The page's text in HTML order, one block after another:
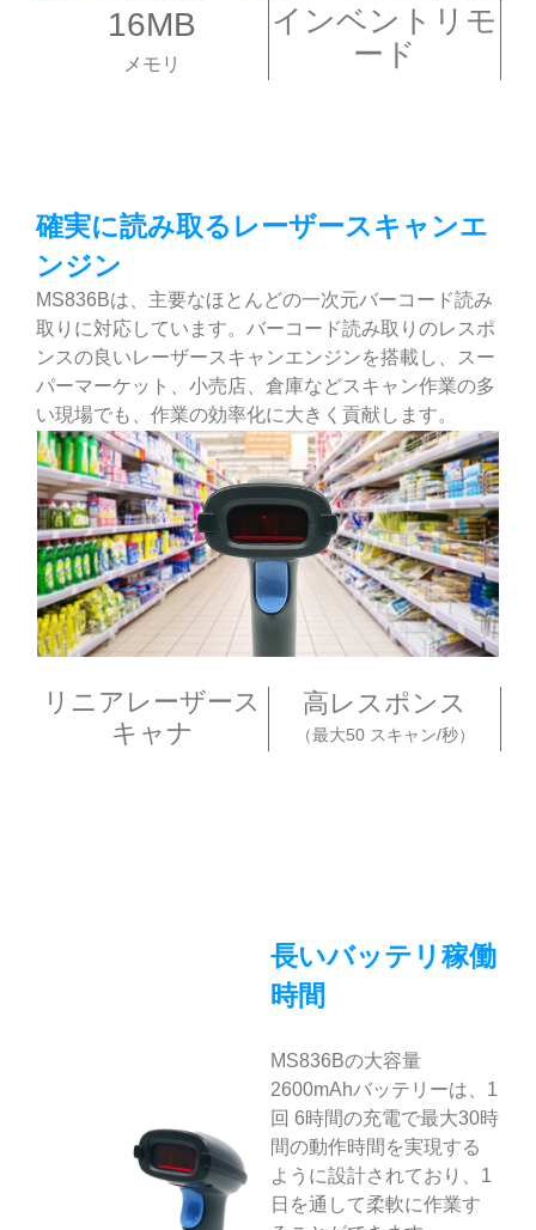
16MB
メモリ
インベントリモ
ード
確実に読み取るレーザースキャンエ
ンジン
MS836Bは、主要なほとんどの一次元バーコード読み
取りに対応しています。バーコード読み取りのレスポ
ンスの良いレーザースキャンエンジンを搭載し、スー
パーマーケット、小売店、倉庫などスキャン作業の多
い現場でも、作業の効率化に大きく貢献します。
リニアレーザース
キャナ
高レスポンス
（最大50 スキャン/秒）
長いバッテリ稼働
時間
MS836Bの大容量
2600mAhバッテリーは、1
回 6時間の充電で最大30時
間の動作時間を実現する
ように設計されており、1
日を通して柔軟に作業す